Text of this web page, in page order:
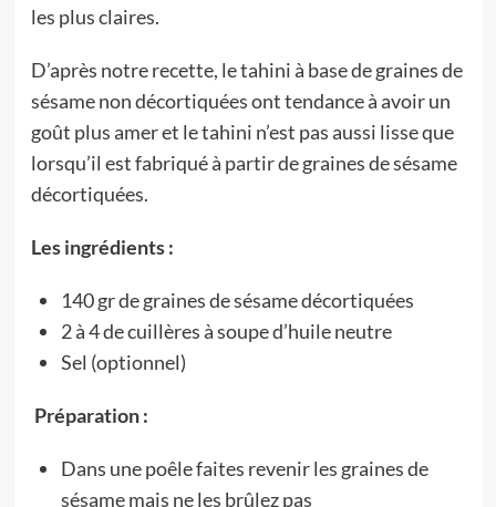
les plus claires.
D’après notre recette, le tahini à base de graines de
sésame non décortiquées ont tendance à avoir un
goût plus amer et le tahini n’est pas aussi lisse que
lorsqu’il est fabriqué à partir de graines de sésame
décortiquées.
Les ingrédients :
140 gr de graines de sésame décortiquées
2 à 4 de cuillères à soupe d’huile neutre
Sel (optionnel)
Préparation :
Dans une poêle faites revenir les graines de
sésame mais ne les brûlez pas